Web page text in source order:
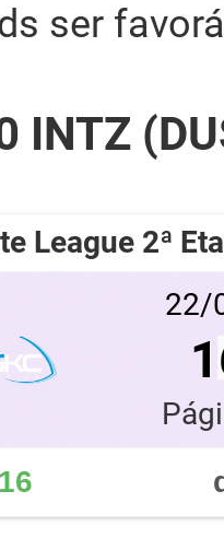
ser
INTZ
League 2ª
22/
16